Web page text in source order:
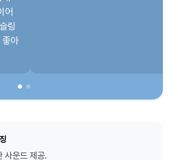
어
링
아
사운드 제공.